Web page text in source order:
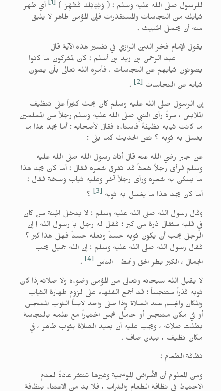
للرسول صلى الله عليه وسلم : ( وَثِيَابَكَ فَطَهِّرْ ) [1]
أي طهر
ثيابك من النجاسات والمستقذرات فإن المؤمن طاهر لا يليق
منه أن يحمل الخبيث .
يقول الإمام فخر الدين الرازي في تفسير هذه الآية قال
عبد الرحمن بن زيد بن أسلم : كان المشركون ما كانوا
يصونون ثيابهم عن النجاسات ، فأمره الله تعالى بأن يصون
ثيابه عن النجاسات [2]
.
إن الرسول صلى الله عليه وسلم كان يحث كثيراً على تنظيف
الملابس ، مرةً رأى النبي صلى الله عليه وسلم رجلاً من المسلمين
ما كانت ثيابه نظيفةً فاستاءه فقال لأصحابه : أما يجد هذا ما
يغسل به ثوبه ؟ نص الحديث كما يلى :
عن جابر رضي الله عنه قال أتانا رسول الله صلى الله عليه
وسلم فرأى رجلاً شعثاً قد تفرق شعره فقال : أما كان يجد هذا
ما يسكن به شعره ورأى رجلاً آخر وعليه ثياب وسخة فقال :
أما كان يجد هذا ما يغسل به ثوبه [3]
؟
وقال رسول الله صلى الله عليه وسلم : لا يدخل الجنة من كان
في قلبه مثقال ذرة من كبر ؛ فقال له رجل يا رسول الله ! إن
الرجل يحب أن يكون ثوبه حسناً ونعله حسناً فهل هذا كبر ؟
فقال رسول الله صلى الله عليه وسلم : إن الله جميل يحب
الجمال ، الكبر بطر الحق وغمط الناس [4]
.
لا يقبل الله سبحانه وتعالى من المؤمن وضوءه ولا صلاته إذا كان
ثوبه قذراً متنجساً ؛ قد أجمع الفقهاء على لزوم طهارة الثياب
والمكان والجسم عند الصلاة وإذا صلى واحد لابساً الثوب المتنجس
أو في مكان متنجس أو حامل نجس اختياراً مع علمه بالنجاسة
بطلت صلاته ، ويجب عليه أن يعيد الصلاة بثوب طاهر ، في
مكان نظيف ، ببدن صاف .
نظافة الطعام :
ومن المعلوم أن الأمراض الموسمية وغيرها تنتشر عادةً لعدم
الاحتياط في نظافة الطعام والشراب ، فلا بد من الاعتناء بنظافة